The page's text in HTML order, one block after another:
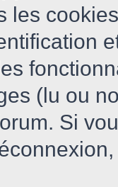
les
(lu ou
Si